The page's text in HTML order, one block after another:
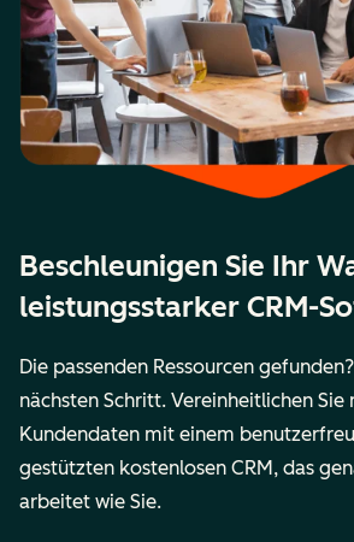
Beschleunigen Sie Ihr
leistungsstarker CRM-
Die passenden Ressourcen
nächsten Schritt. Vereinheitlichen Sie
Kundendaten mit einem
gestützten kostenlosen CRM, das
arbeitet wie Sie.